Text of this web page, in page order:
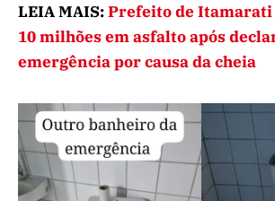
LEIA MAIS:Prefeito de Itamarati
10 milhões em asfalto após
emergência por causa da cheia